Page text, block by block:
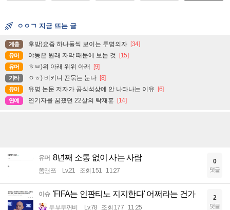
ㅇㅇㄱ 지금 뜨는 글
계층 후방)요즘 하나둘씩 보이는 투명의자 [34]
유머 야동은 원래 자막 때문에 보는 것 [15]
유머 ㅎㅂ)위 아래 위위 아래 [9]
기타 ㅇㅎ) 비키니 끈묶는 눈나 [8]
유머 유명 논문 저자가 공식석상에 안 나타나는 이유 [6]
연예 연기자를 꿈꿨던 22살의 탁재훈 [14]
유머 8년째 소통 없이 사는 사람
쫌맨쯔 Lv.21 조회 151 11:27
0
댓글
이슈 'FIFA는 인판티노 지지한다' 어쩌라는 건가
두부두꺼비 Lv.78 조회 177 11:25
2
댓글